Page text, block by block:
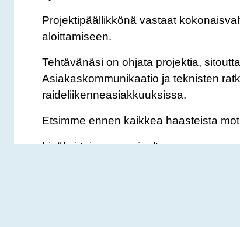
Projektipäällikkönä vastaat
aloittamiseen.
Tehtävänäsi on ohjata projektia,
Asiakaskommunikaatio ja teknisten
raideliikenneasiakkuuksissa.
Etsimme ennen kaikkea haasteista
Lisäksi toivomme sinulta